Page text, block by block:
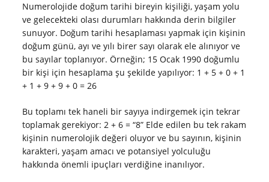
Numerolojide doğum tarihi bireyin kişiliği, yaşam yolu
ve gelecekteki olası durumları hakkında derin bilgiler
sunuyor. Doğum tarihi hesaplaması yapmak için kişinin
doğum günü, ayı ve yılı birer sayı olarak ele alınıyor ve
bu sayılar toplanıyor. Örneğin; 15 Ocak 1990 doğumlu
bir kişi için hesaplama şu şekilde yapılıyor: 1 + 5 + 0 + 1
+ 1 + 9 + 9 + 0 = 26
Bu toplamı tek haneli bir sayıya indirgemek için tekrar
toplamak gerekiyor: 2 + 6 = “8” Elde edilen bu tek rakam
kişinin numerolojik değeri oluyor ve bu sayının, kişinin
karakteri, yaşam amacı ve potansiyel yolculuğu
hakkında önemli ipuçları verdiğine inanılıyor.